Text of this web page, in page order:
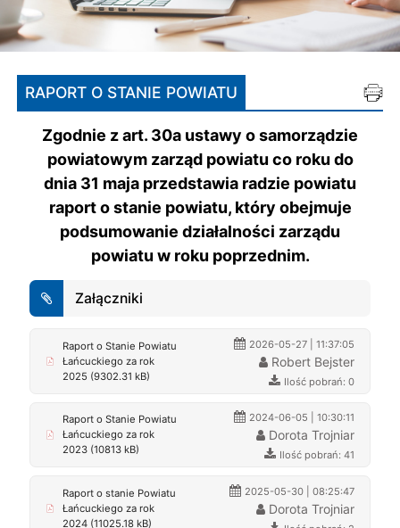
RAPORT O STANIE POWIATU
Zgodnie z art. 30a ustawy o samorządzie
powiatowym zarząd powiatu co roku do
dnia 31 maja przedstawia radzie powiatu
raport o stanie powiatu, który obejmuje
podsumowanie działalności zarządu
powiatu w roku poprzednim.
Załączniki
Raport o Stanie Powiatu
Łańcuckiego za rok
2025 (9302.31 kB)
2026-05-27 | 11:37:05
Robert Bejster
Ilość pobrań: 0
Raport o Stanie Powiatu
Łańcuckiego za rok
2023 (10813 kB)
2024-06-05 | 10:30:11
Dorota Trojniar
Ilość pobrań: 41
Raport o stanie Powiatu
Łańcuckiego za rok
2024 (11025.18 kB)
2025-05-30 | 08:25:47
Dorota Trojniar